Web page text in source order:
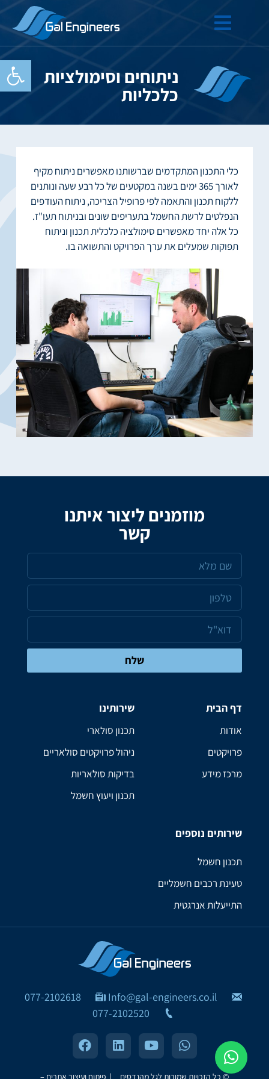
פתח ניתוחים וסימולציות
כלכליות
כלי התכנון המתקדמים שברשותנו מאפשרים ניתוח מקיף
לאורך 365 ימים בשנה במקטעים של כל רבע שעה ונותנים
ללקוח תכנון והתאמה לפי פרופיל הצריכה, ניתוח העודפים
הנפלטים לרשת החשמל בתעריפים שונים ובניתוח תעו"ז.
כל אלה יחד מאפשרים סימולציה כלכלית תכנון וניתוח
תפוקות שמעלים את ערך הפרויקט והתשואה בו.
מוזמנים ליצור איתנו
קשר
שלח
דף הבית
אודות
פרויקטים
מרכז מידע
שירותינו
תכנון סולארי
ניהול פרויקטים סולאריים
בדיקות סולאריות
תכנון ויעוץ חשמל
שירותים נוספים
תכנון חשמל
טעינת רכבים חשמליים
התייעלות אנרגטית
Info@gal-engineers.co.il
077-2102618
077-2102520
© כל הזכויות שמורות לגל מהנדסים ｜ פיתוח ועיצוב אתרים –